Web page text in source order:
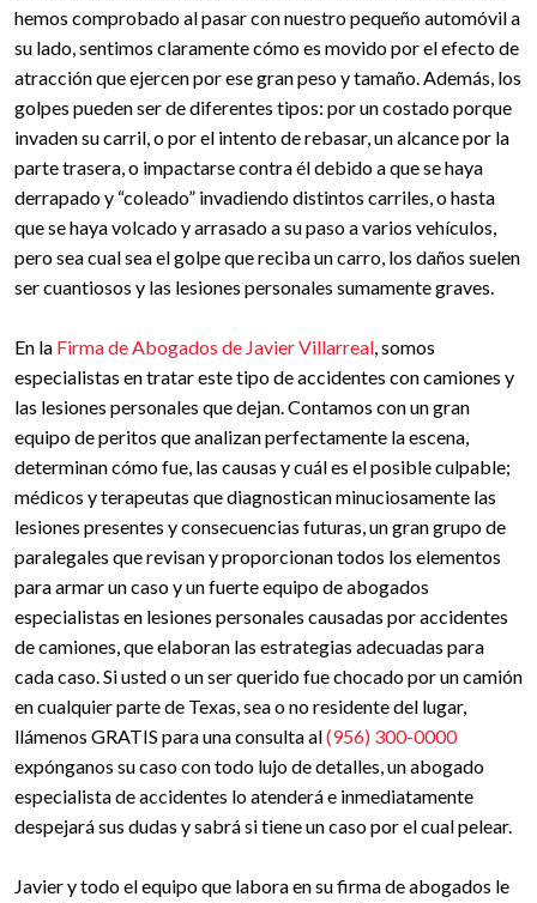
hemos comprobado al pasar con nuestro pequeño automóvil a
su lado, sentimos claramente cómo es movido por el efecto de
atracción que ejercen por ese gran peso y tamaño. Además, los
golpes pueden ser de diferentes tipos: por un costado porque
invaden su carril, o por el intento de rebasar, un alcance por la
parte trasera, o impactarse contra él debido a que se haya
derrapado y “coleado” invadiendo distintos carriles, o hasta
que se haya volcado y arrasado a su paso a varios vehículos,
pero sea cual sea el golpe que reciba un carro, los daños suelen
ser cuantiosos y las lesiones personales sumamente graves.
En la Firma de Abogados de Javier Villarreal, somos
especialistas en tratar este tipo de accidentes con camiones y
las lesiones personales que dejan. Contamos con un gran
equipo de peritos que analizan perfectamente la escena,
determinan cómo fue, las causas y cuál es el posible culpable;
médicos y terapeutas que diagnostican minuciosamente las
lesiones presentes y consecuencias futuras, un gran grupo de
paralegales que revisan y proporcionan todos los elementos
para armar un caso y un fuerte equipo de abogados
especialistas en lesiones personales causadas por accidentes
de camiones, que elaboran las estrategias adecuadas para
cada caso. Si usted o un ser querido fue chocado por un camión
en cualquier parte de Texas, sea o no residente del lugar,
llámenos GRATIS para una consulta al(956) 300-0000
expónganos su caso con todo lujo de detalles, un abogado
especialista de accidentes lo atenderá e inmediatamente
despejará sus dudas y sabrá si tiene un caso por el cual pelear.
Javier y todo el equipo que labora en su firma de abogados le